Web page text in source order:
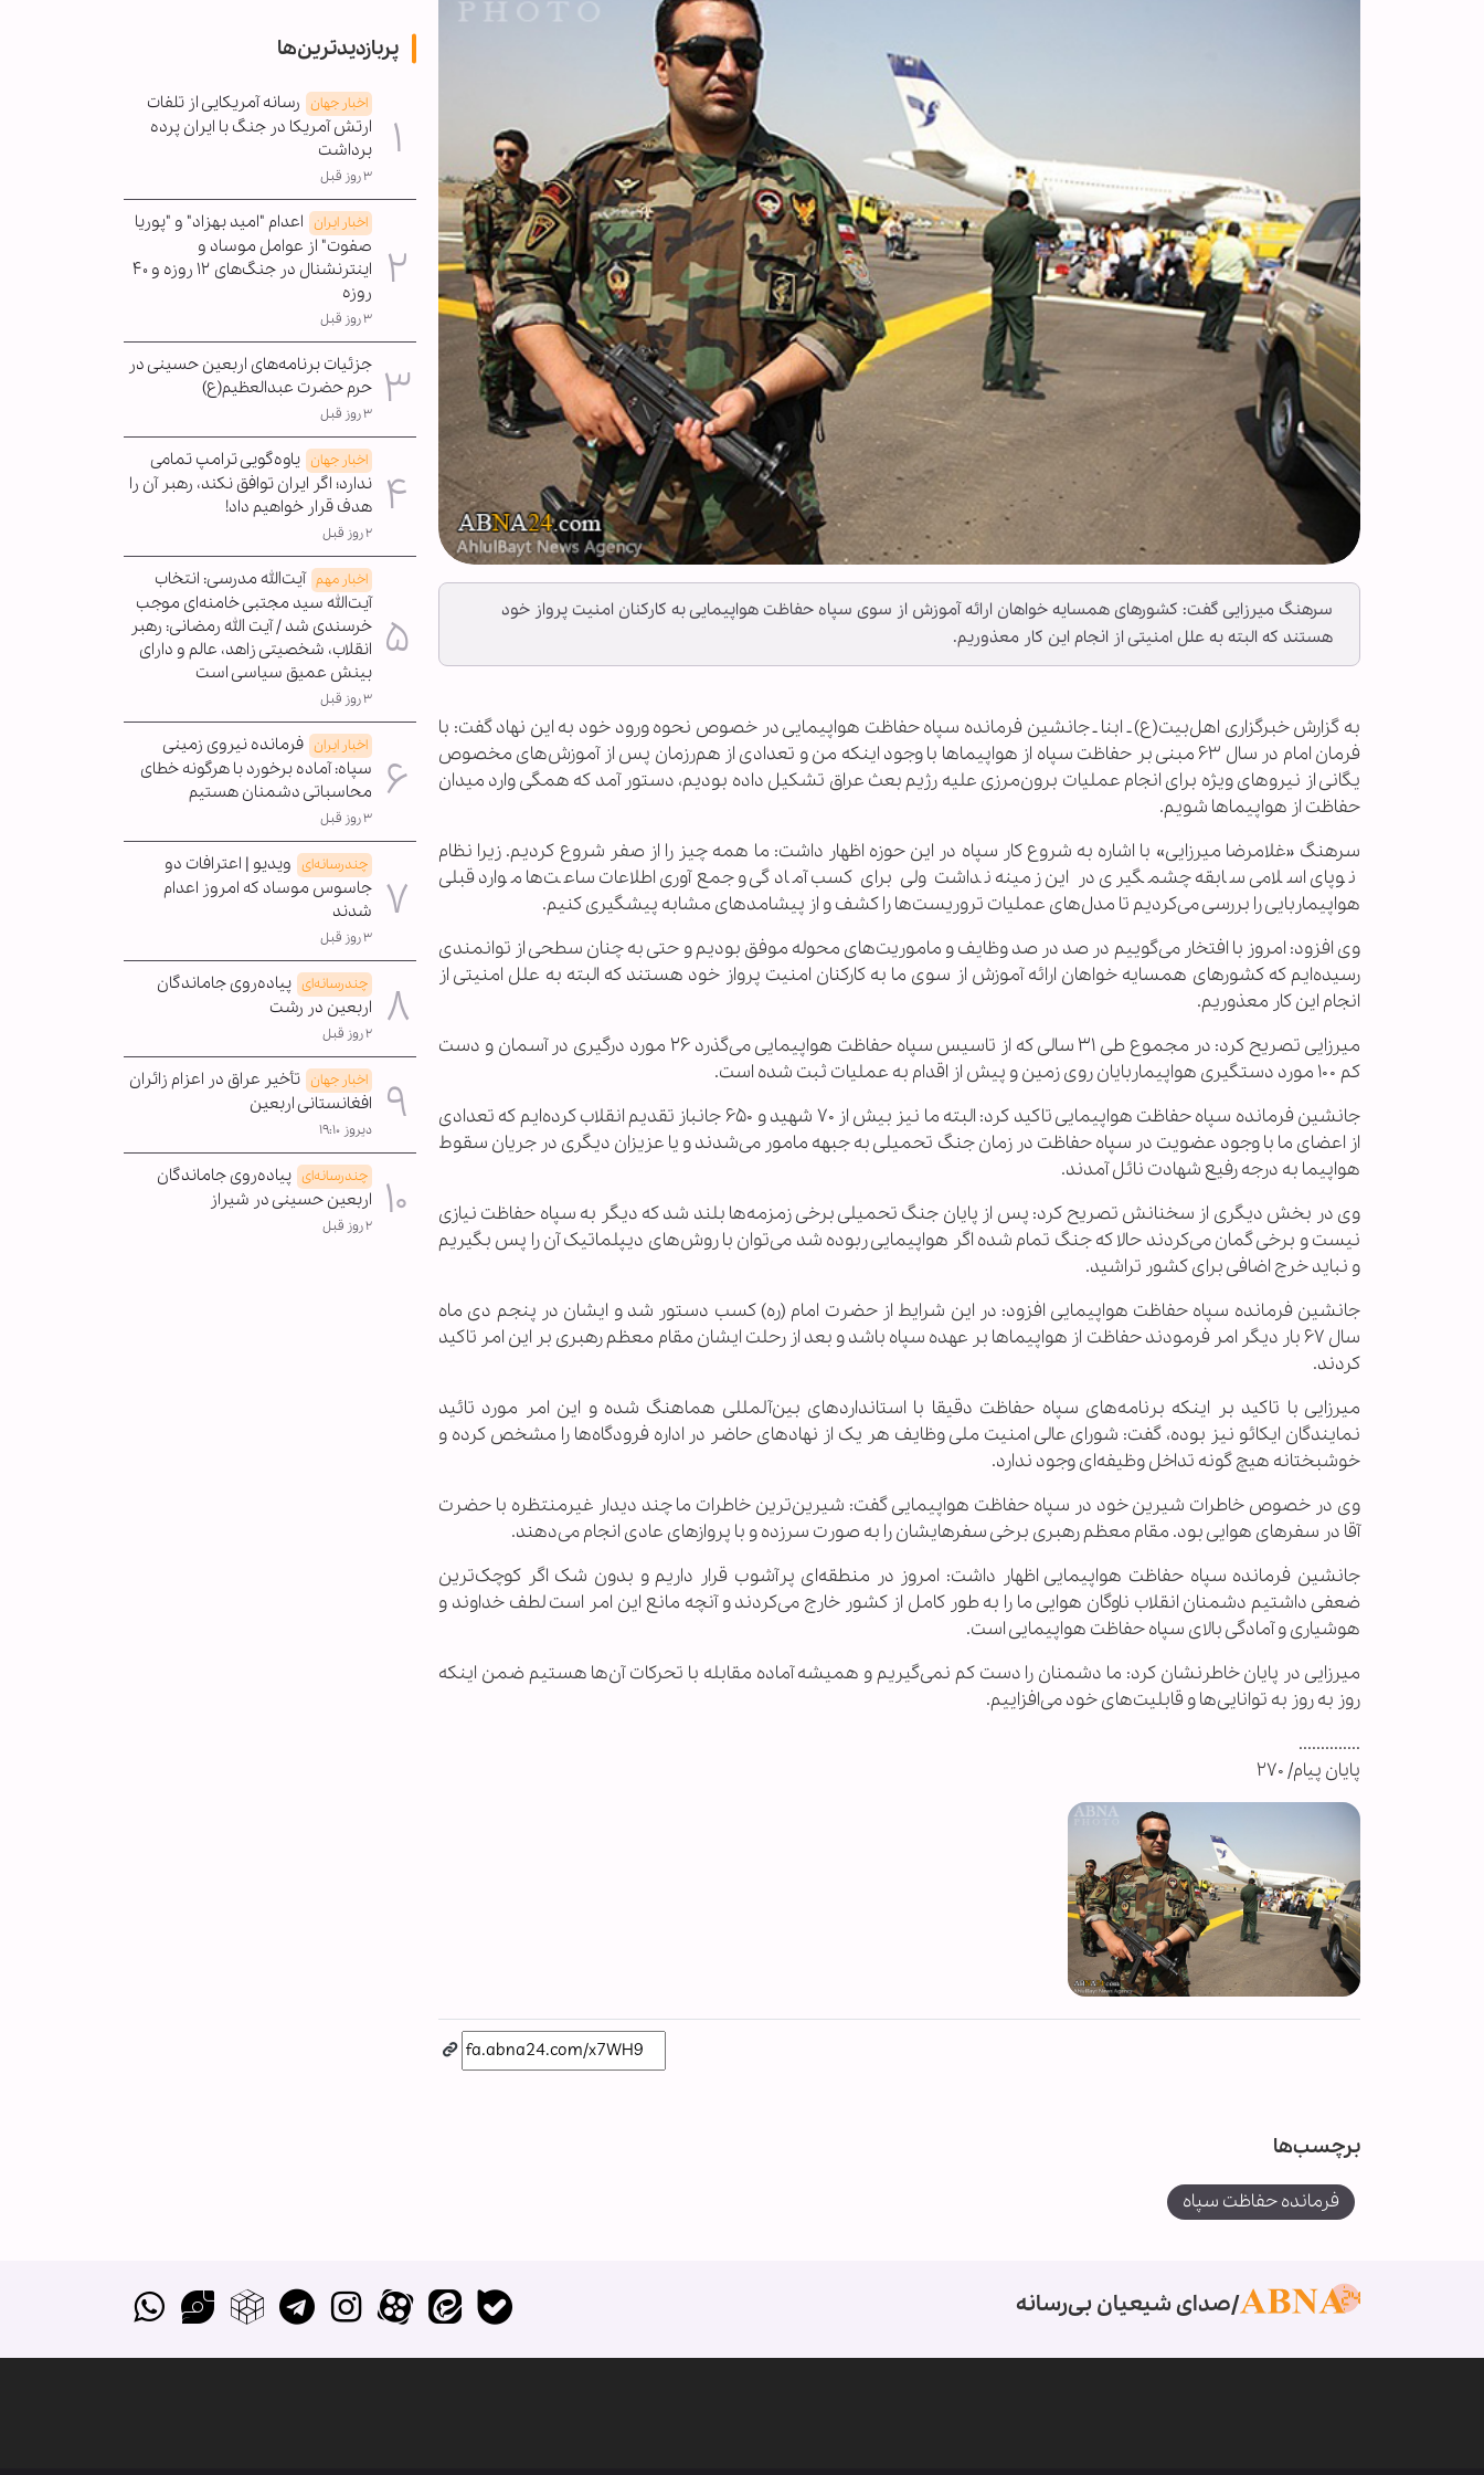
سرهنگ میرزایی گفت: کشورهای همسایه خواهان ارائه آموزش از سوی سپاه حفاظت هواپیمایی به کارکنان امنیت پرواز خود
هستند که البته به علل امنیتی از انجام این کار معذوریم.
به گزارش خبرگزاری اهل‌بیت(ع) ـ ابنا ـ جانشین فرمانده سپاه حفاظت هواپیمایی در خصوص نحوه ورود خود به این نهاد گفت: با
فرمان امام در سال ۶۳ مبنی بر حفاظت سپاه از هواپیما‌ها با وجود اینکه من و تعدادی از هم‌رزمان پس از آموزش‌های مخصوص
یگانی از نیروهای ویژه برای انجام عملیات برون‌مرزی علیه رژیم بعث عراق تشکیل داده بودیم، دستور آمد که همگی وارد میدان
حفاظت از هواپیما‌ها شویم.
سرهنگ «غلامرضا میرزایی» با اشاره به شروع کار سپاه در این حوزه اظهار داشت: ما همه چیز را از صفر شروع کردیم. زیرا نظام
نوپای اسلامی سابقه چشمگیری در این زمینه نداشت ولی برای کسب آمادگی و جمع‌آوری اطلاعات ساعت‌ها موارد قبلی
هواپیماربایی را بررسی می‌کردیم تا مدل‌های عملیات تروریست‌ها را کشف و از پیشامدهای مشابه پیشگیری کنیم.
وی افزود: امروز با افتخار می‌گوییم در صد در صد وظایف و ماموریت‌های محوله موفق بودیم و حتی به چنان سطحی از توانمندی
رسیده‌ایم که کشورهای همسایه خواهان ارائه آموزش از سوی ما به کارکنان امنیت پرواز خود هستند که البته به علل امنیتی از
انجام این کار معذوریم.
میرزایی تصریح کرد: در مجموع طی ۳۱ سالی که از تاسیس سپاه حفاظت هواپیمایی می‌گذرد ۲۶ مورد درگیری در آسمان و دست
کم ۱۰۰ مورد دستگیری هواپیماربایان روی زمین و پیش از اقدام به عملیات ثبت شده است.
جانشین فرمانده سپاه حفاظت هواپیمایی تاکید کرد: البته ما نیز بیش از ۷۰ شهید و ۶۵۰ جانباز تقدیم انقلاب کرده‌ایم که تعدادی
از اعضای ما با وجود عضویت در سپاه حفاظت در زمان جنگ تحمیلی به جبهه مامور می‌شدند و یا عزیزان دیگری در جریان سقوط
هواپیما به درجه رفیع شهادت نائل آمدند.
وی در بخش دیگری از سخنانش تصریح کرد: پس از پایان جنگ تحمیلی برخی زمزمه‌ها بلند شد که دیگر به سپاه حفاظت نیازی
نیست و برخی گمان می‌کردند حالا که جنگ تمام شده اگر هواپیمایی ربوده شد می‌توان با روش‌های دیپلماتیک آن را پس بگیریم
و نباید خرج اضافی برای کشور تراشید.
جانشین فرمانده سپاه حفاظت هواپیمایی افزود: در این شرایط از حضرت امام (ره) کسب دستور شد و ایشان در پنجم دی ماه
سال ۶۷ بار دیگر امر فرمودند حفاظت از هواپیما‌ها بر عهده سپاه باشد و بعد از رحلت ایشان مقام معظم رهبری بر این امر تاکید
کردند.
میرزایی با تاکید بر اینکه برنامه‌های سپاه حفاظت دقیقا با استانداردهای بین‌آلمللی هماهنگ شده و این امر مورد تائید
نمایندگان ایکائو نیز بوده، گفت: شورای عالی امنیت ملی وظایف هر یک از نهادهای حاضر در اداره فرودگاه‌ها را مشخص کرده و
خوشبختانه هیچ گونه تداخل وظیفه‌ای وجود ندارد.
وی در خصوص خاطرات شیرین خود در سپاه حفاظت هواپیمایی گفت: شیرین‌ترین خاطرات ما چند دیدار غیرمنتظره با حضرت
آقا در سفرهای هوایی بود. مقام معظم رهبری برخی سفر‌هایشان را به صورت سرزده و با پروازهای عادی انجام می‌دهند.
جانشین فرمانده سپاه حفاظت هواپیمایی اظهار داشت: امروز در منطقه‌ای پرآشوب قرار داریم و بدون شک اگر کوچک‌ترین
ضعفی داشتیم دشمنان انقلاب ناوگان هوایی ما را به طور کامل از کشور خارج می‌کردند و آنچه مانع این امر است لطف خداوند و
هوشیاری و آمادگی بالای سپاه حفاظت هواپیمایی است.
میرزایی در پایان خاطرنشان کرد: ما دشمنان را دست کم نمی‌گیریم و همیشه آماده مقابله با تحرکات آن‌ها هستیم ضمن اینکه
روز به روز به توانایی‌ها و قابلیت‌های خود می‌افزاییم.
..............
پایان پیام/ ۲۷۰
برچسب‌ها
فرمانده حفاظت سپاه
پربازدیدترین‌ها
اخبار جهان رسانه آمریکایی از تلفات
ارتش آمریکا در جنگ با ایران پرده
برداشت
۳ روز قبل
اخبار ایران اعدام "امید بهزاد" و "پوریا
صفوت" از عوامل موساد و
اینترنشنال در جنگ‌های ۱۲ روزه و ۴۰
روزه
۳ روز قبل
جزئیات برنامه‌های اربعین حسینی در
حرم حضرت عبدالعظیم(ع)
۳ روز قبل
اخبار جهان یاوه‌گویی ترامپ تمامی
ندارد؛ اگر ایران توافق نکند، رهبر آن را
هدف قرار خواهیم داد!
۲ روز قبل
اخبار مهم آیت‌الله مدرسی: انتخاب
آیت‌الله سید مجتبی خامنه‌ای موجب
خرسندی شد / آیت الله رمضانی: رهبر
انقلاب، شخصیتی زاهد، عالم و دارای
بینش عمیق سیاسی است
۳ روز قبل
اخبار ایران فرمانده نیروی زمینی
سپاه: آماده برخورد با هرگونه خطای
محاسباتی دشمنان هستیم
۳ روز قبل
چندرسانه‌ای ویدیو | اعترافات دو
جاسوس موساد که امروز اعدام
شدند
۳ روز قبل
چندرسانه‌ای پیاده‌روی جاماندگان
اربعین در رشت
۲ روز قبل
اخبار جهان تأخیر عراق در اعزام زائران
افغانستانی اربعین
دیروز ۱۹:۱۰
چندرسانه‌ای پیاده‌روی جاماندگان
اربعین حسینی در شیراز
۲ روز قبل
صدای شیعیان بی‌رسانه